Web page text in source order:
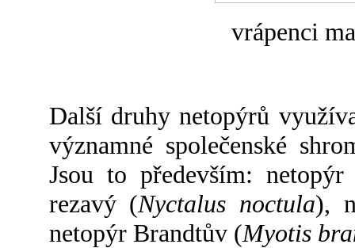
vrápenci
Další druhy netopýrů
významné společenské
Jsou to především:
rezavý (Nyctalus noctula),
netopýr Brandtův (Myotis